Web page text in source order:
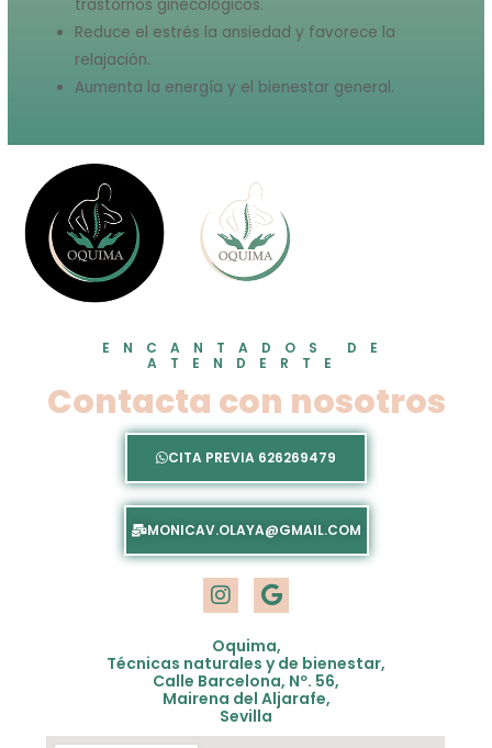
trastornos ginecológicos.
Reduce el estrés la ansiedad y favorece la
relajación.
Aumenta la energía y el bienestar general.
ENCANTADOS DE
ATENDERTE
Contacta con nosotros
CITA PREVIA 626269479
MONICAV.OLAYA@GMAIL.COM
I
n
s
t
a
g
r
a
G
o
o
g
l
e
Oquima,
Técnicas naturales y de bienestar,
Calle Barcelona, Nº. 56,
Mairena del Aljarafe,
Sevilla